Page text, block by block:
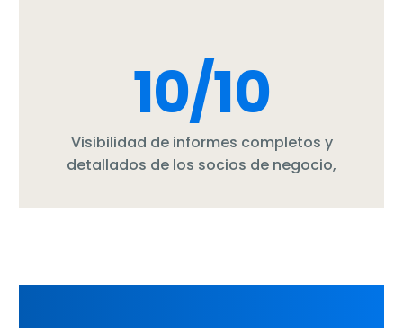
10/10
Visibilidad de informes completos y
detallados de los socios de negocio,